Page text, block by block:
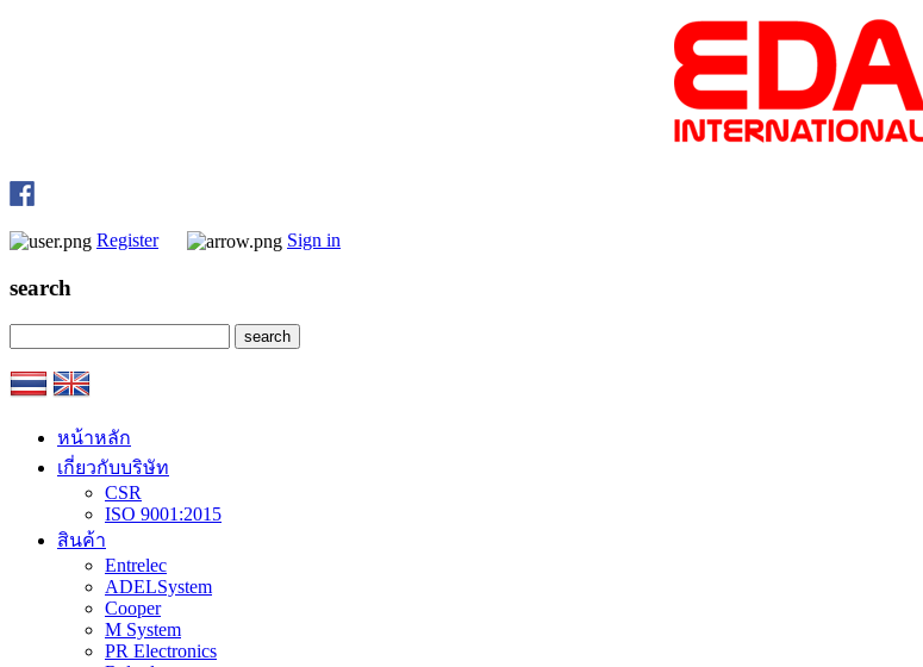
Register Sign in
search
หน้าหลัก
เกี่ยวกับบริษัท
CSR
ISO 9001:2015
สินค้า
Entrelec
ADELSystem
Cooper
M System
PR Electronics